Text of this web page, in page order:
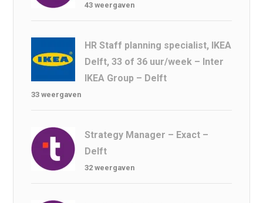
43 weergaven
HR Staff planning specialist, IKEA
Delft, 33 of 36 uur/week – Inter
IKEA Group – Delft
33 weergaven
Strategy Manager – Exact –
Delft
32 weergaven